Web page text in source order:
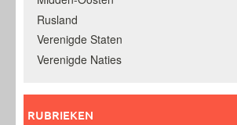
Rusland
Verenigde Staten
Verenigde Naties
RUBRIEKEN